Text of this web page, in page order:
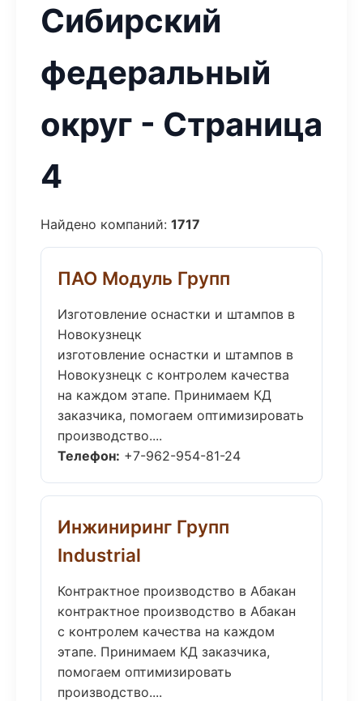
Сибирский
федеральный
округ - Страница
4
Найдено компаний: 1717
ПАО Модуль Групп
Изготовление оснастки и штампов в
Новокузнецк
изготовление оснастки и штампов в
Новокузнецк с контролем качества
на каждом этапе. Принимаем КД
заказчика, помогаем оптимизировать
производство....
Телефон: +7-962-954-81-24
Инжиниринг Групп
Industrial
Контрактное производство в Абакан
контрактное производство в Абакан
с контролем качества на каждом
этапе. Принимаем КД заказчика,
помогаем оптимизировать
производство....